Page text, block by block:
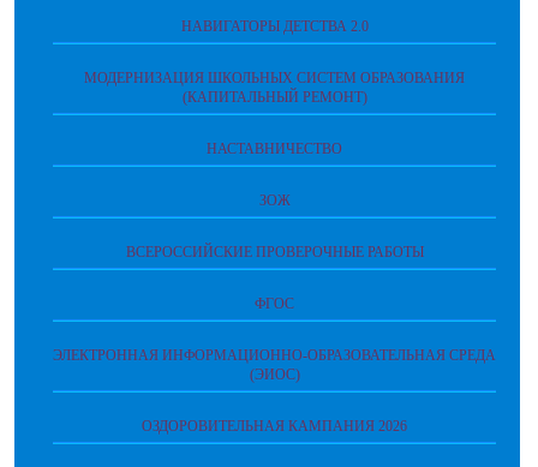
НАВИГАТОРЫ ДЕТСТВА 2.0
МОДЕРНИЗАЦИЯ ШКОЛЬНЫХ СИСТЕМ ОБРАЗОВАНИЯ
(КАПИТАЛЬНЫЙ РЕМОНТ)
НАСТАВНИЧЕСТВО
ЗОЖ
ВСЕРОССИЙСКИЕ ПРОВЕРОЧНЫЕ РАБОТЫ
ФГОС
ЭЛЕКТРОННАЯ ИНФОРМАЦИОННО-ОБРАЗОВАТЕЛЬНАЯ СРЕДА
(ЭИОС)
ОЗДОРОВИТЕЛЬНАЯ КАМПАНИЯ 2026